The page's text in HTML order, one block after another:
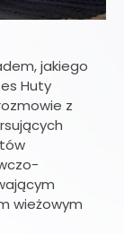
jakiego
Huty
z
wieżowym